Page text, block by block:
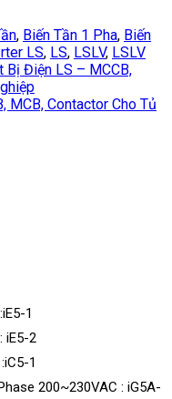
, Biến Tần 1 Pha, Biến
LS, LS, LSLV, LSLV
Bị Điện LS – MCCB,
MCB, Contactor Cho Tủ
1
iE5-2
1
200~230VAC : iG5A-